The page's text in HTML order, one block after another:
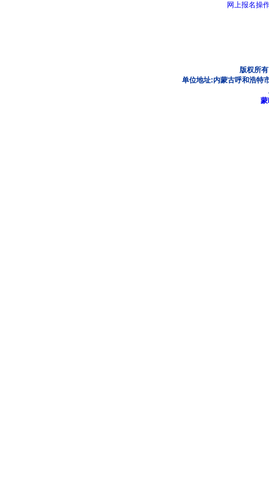
网上报名操
版权所
单位地址:内蒙古呼和浩特